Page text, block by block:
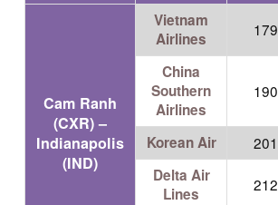
Cam Ranh
(CXR) –
Indianapolis
(IND)
Vietnam
Airlines
179
China
Southern
Airlines
190
Korean Air 201
Delta Air
Lines
212